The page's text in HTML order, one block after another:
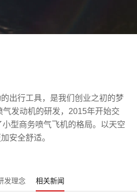
出行工具，是我们创业之初的梦
发动机的研发，2015年开始交
小型商务喷气飞机的格局。以天空
安全舒适。
发理念 相关新闻